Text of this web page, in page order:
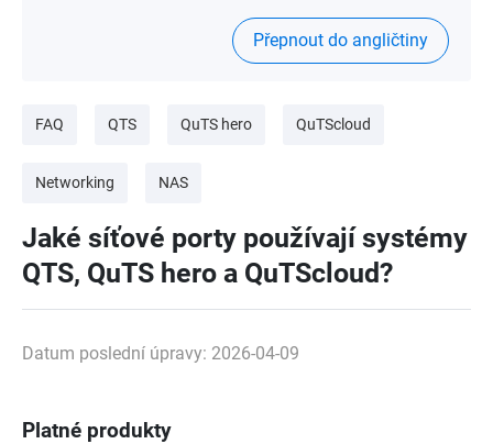
Přepnout do angličtiny
FAQ QTS QuTS hero QuTScloud
Networking NAS
Jaké síťové porty používají systémy
QTS, QuTS hero a QuTScloud?
Datum poslední úpravy: 2026-04-09
Platné produkty